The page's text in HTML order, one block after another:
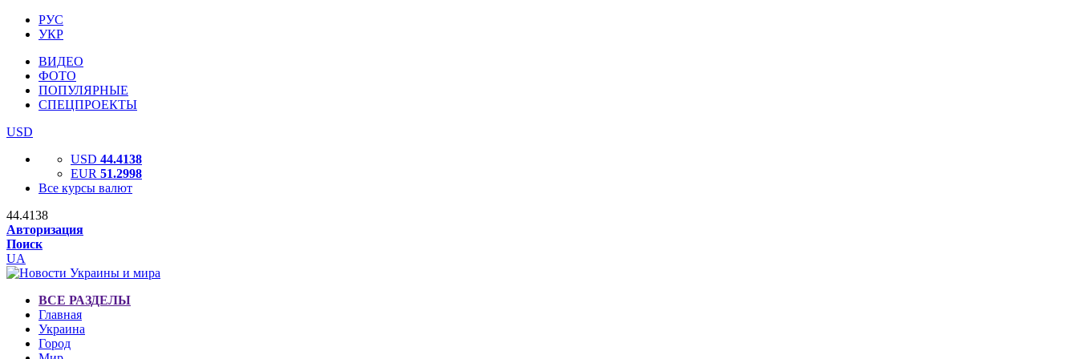
РУС
УКР
ВИДЕО
ФОТО
ПОПУЛЯРНЫЕ
СПЕЦПРОЕКТЫ
USD
USD 44.4138
EUR 51.2998
Все курсы валют
44.4138
Авторизация
Поиск
UA
ВСЕ РАЗДЕЛЫ
Главная
Украина
Город